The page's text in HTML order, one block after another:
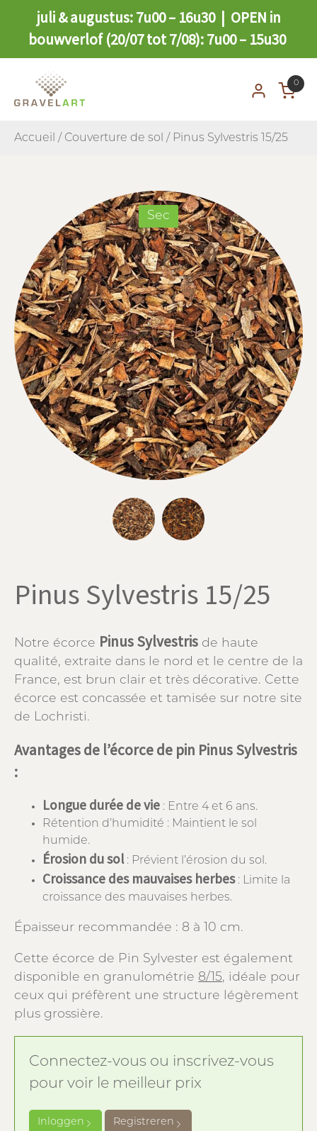
juli & augustus: 7u00 – 16u30 | OPEN in
bouwverlof (20/07 tot 7/08): 7u00 – 15u30
0
Accueil / Couverture de sol / Pinus Sylvestris 15/25
Sec
Pinus Sylvestris 15/25
Notre écorce Pinus Sylvestris de haute
qualité, extraite dans le nord et le centre de la
France, est brun clair et très décorative. Cette
écorce est concassée et tamisée sur notre site
de Lochristi.
Avantages de l’écorce de pin Pinus Sylvestris
:
Longue durée de vie : Entre 4 et 6 ans.
Rétention d’humidité : Maintient le sol
humide.
Érosion du sol: Prévient l’érosion du sol.
Croissance des mauvaises herbes: Limite la
croissance des mauvaises herbes.
Épaisseur recommandée : 8 à 10 cm.
Cette écorce de Pin Sylvester est également
disponible en granulométrie 8/15, idéale pour
ceux qui préfèrent une structure légèrement
plus grossière.
Connectez-vous ou inscrivez-vous
pour voir le meilleur prix
Inloggen Registreren